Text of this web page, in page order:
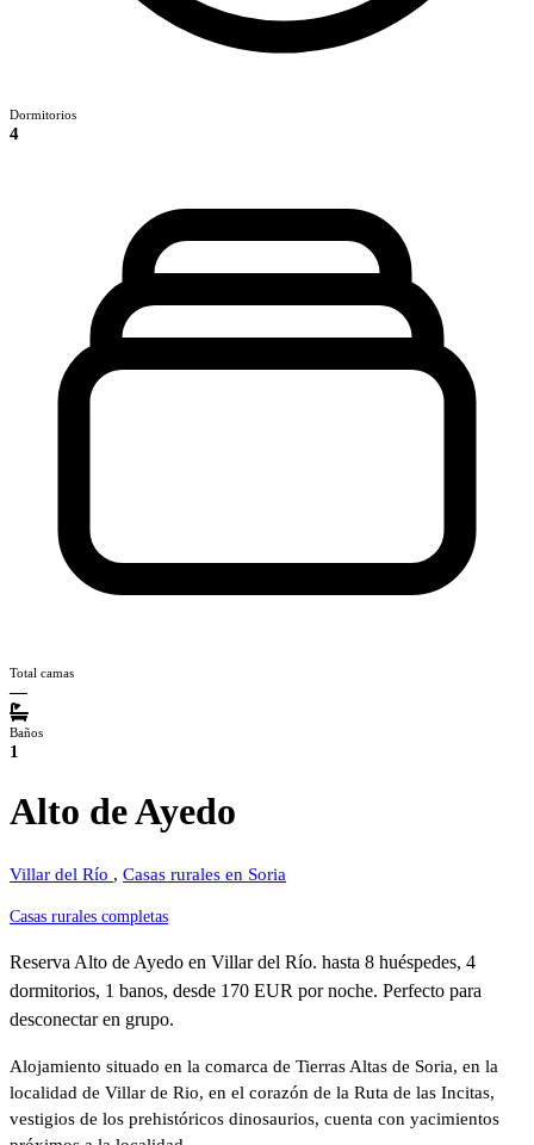
Dormitorios
4
Total camas
—
Baños
1
Alto de Ayedo
Villar del Río , Casas rurales en Soria
Casas rurales completas
Reserva Alto de Ayedo en Villar del Río. hasta 8 huéspedes, 4
dormitorios, 1 banos, desde 170 EUR por noche. Perfecto para
desconectar en grupo.
Alojamiento situado en la comarca de Tierras Altas de Soria, en la
localidad de Villar de Rio, en el corazón de la Ruta de las Incitas,
vestigios de los prehistóricos dinosaurios, cuenta con yacimientos